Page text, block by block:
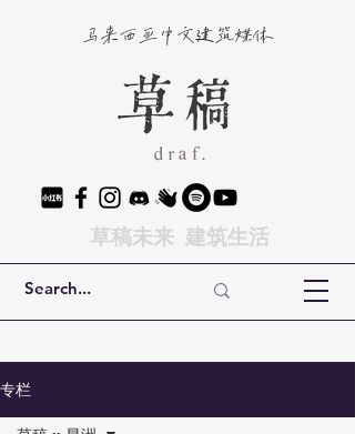
马来西亚中文建筑媒体
草稿未来 建筑生活
专栏